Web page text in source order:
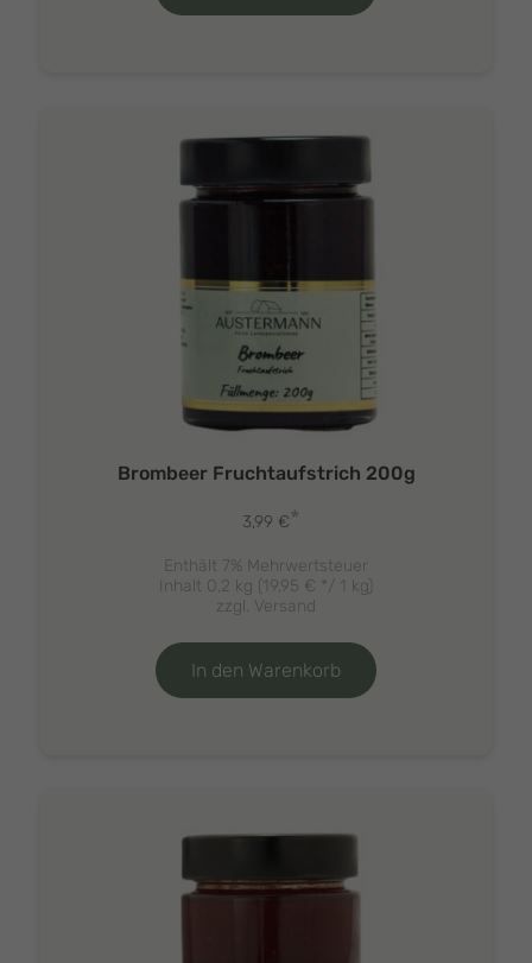
Brombeer Fruchtaufstrich 200g
3,99 €*
Enthält 7% Mehrwertsteuer
Inhalt 0,2 kg (19,95 € */ 1 kg)
zzgl. Versand
In den Warenkorb